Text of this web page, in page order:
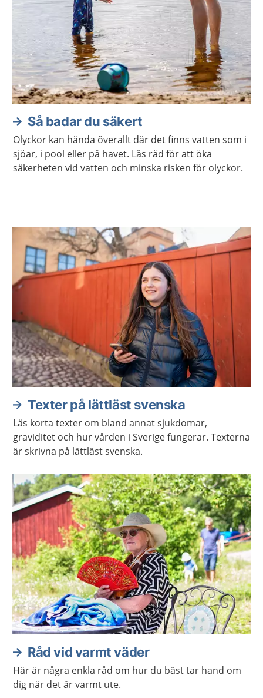
Så badar du säkert
Olyckor kan hända överallt där det finns vatten som i
sjöar, i pool eller på havet. Läs råd för att öka
säkerheten vid vatten och minska risken för olyckor.
Aktuella artiklar
Texter på lättläst svenska
Läs korta texter om bland annat sjukdomar,
graviditet och hur vården i Sverige fungerar. Texterna
är skrivna på lättläst svenska.
Råd vid varmt väder
Här är några enkla råd om hur du bäst tar hand om
dig när det är varmt ute.